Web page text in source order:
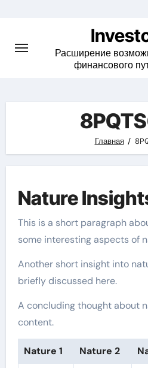
content
Расширение
финансового
Главная
Nature
This is a short paragraph
some interesting aspects of
Another short insight into
briefly discussed here.
A concluding thought about
content.
Nature 1 Nature 2